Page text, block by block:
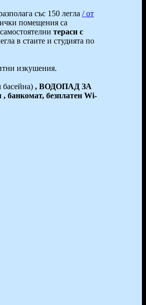
със 150 легла / от
помещения са
тераси с
в стаите и студията по
изкушения.
, ВОДОПАД ЗА
банкомат, безплатен Wi-